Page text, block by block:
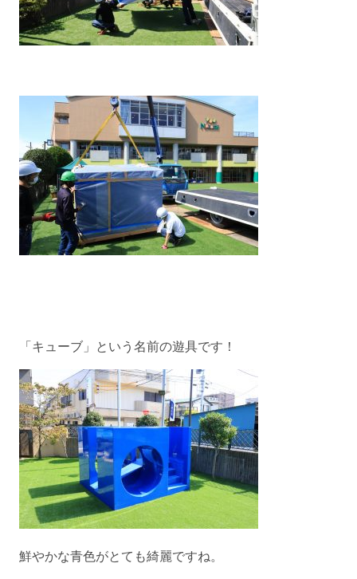
「キューブ」という名前の遊具です！
鮮やかな青色がとても綺麗ですね。